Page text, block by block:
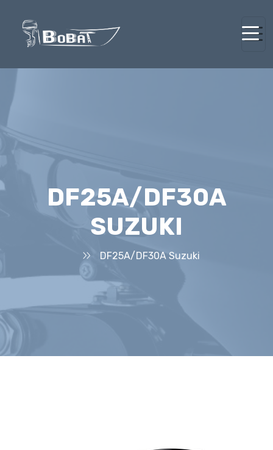
DF25A/DF30A
SUZUKI
DF25A/DF30A Suzuki